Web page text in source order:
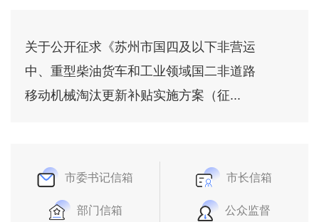
关于公开征求《苏州市国四及以下非营运
中、重型柴油货车和工业领域国二非道路
移动机械淘汰更新补贴实施方案（征...
市委书记信箱 市长信箱
部门信箱 公众监督